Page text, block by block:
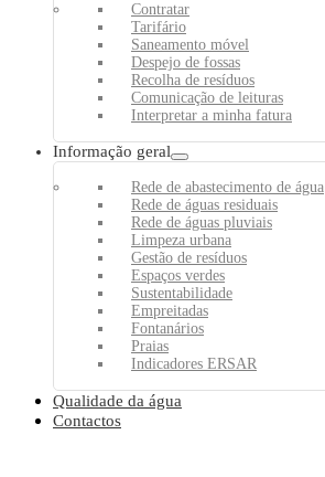
Contratar
Tarifário
Saneamento móvel
Despejo de fossas
Recolha de resíduos
Comunicação de leituras
Interpretar a minha fatura
Informação geral
Rede de abastecimento de água
Rede de águas residuais
Rede de águas pluviais
Limpeza urbana
Gestão de resíduos
Espaços verdes
Sustentabilidade
Empreitadas
Fontanários
Praias
Indicadores ERSAR
Qualidade da água
Contactos